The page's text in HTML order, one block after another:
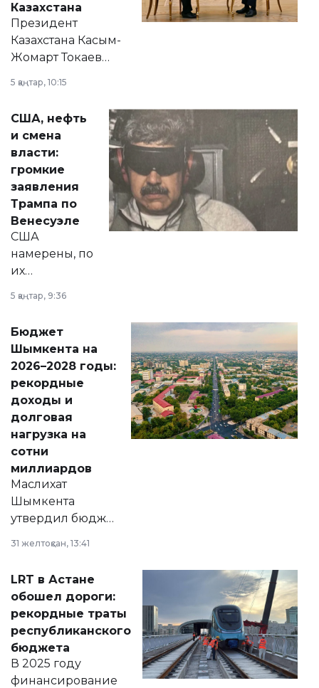
Казахстана
Президент
Казахстана Касым-
Жомарт Токаев
сразу несколько
актуальных тем —
от слухов о
политических
реформах до
вопросов армии,
экономики и
личного здоровья.
5 қаңтар, 10:15
США, нефть
и смена
власти:
громкие
заявления
Трампа по
Венесуэле
США
намерены, по
их
принести
народу
Венесуэлы.
5 қаңтар, 9:36
Бюджет
Шымкента на
2026–2028 годы:
рекордные
доходы и
долговая
нагрузка на
сотни
миллиардов
Маслихат
Шымкента
утвердил бюджет
2028 годы.
документ
появился в базе
нормативных
правовых актов и
на сайте маслихат
города.
31 желтоқсан, 13:41
LRT в Астане
обошел дороги:
рекордные траты
республиканского
бюджета
В 2025 году
финансирование